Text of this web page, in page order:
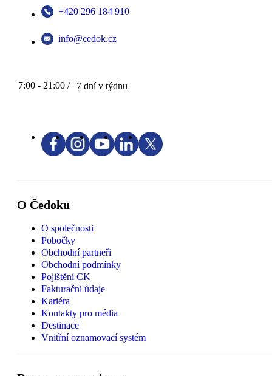
+420 296 184 910
info@cedok.cz
7:00 - 21:00 / 7 dní v týdnu
O Čedoku
O společnosti
Pobočky
Obchodní partneři
Obchodní podmínky
Pojištění CK
Fakturační údaje
Kariéra
Kontakty pro média
Destinace
Vnitřní oznamovací systém